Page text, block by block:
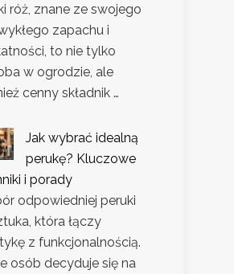
róż, znane ze swojego
zapachu i
to nie tylko
w ogrodzie, ale
cenny składnik …
Jak wybrać idealną
perukę? Kluczowe
i porady
odpowiedniej peruki
która łączy
z funkcjonalnością.
osób decyduje się na